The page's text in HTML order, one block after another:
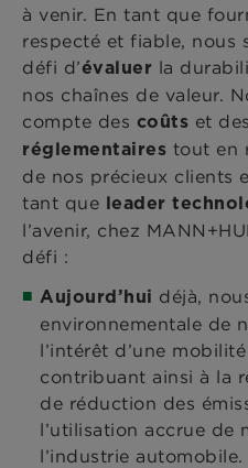
à venir. En tant que
respecté et fiable, nous
défi d’évaluer la
nos chaînes de valeur.
compte des coûts et des
réglementaires tout en
de nos précieux clients
tant que leader
l’avenir, chez
défi :
Aujourd’hui déjà,
environnementale de
l’intérêt d’une
contribuant ainsi à la
de réduction des
l’utilisation accrue de
l’industrie automobile.